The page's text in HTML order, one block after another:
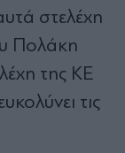
στελέχη
Πολάκη
της ΚΕ
τις